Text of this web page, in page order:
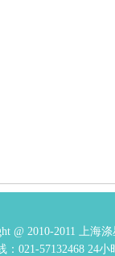
@ 2010-2011 上海
021-57132468 24小